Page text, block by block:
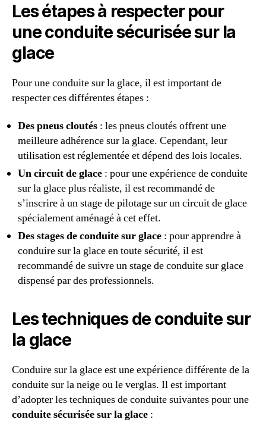
Les étapes à respecter pour
une conduite sécurisée sur la
glace
Pour une conduite sur la glace, il est important de
respecter ces différentes étapes :
Des pneus cloutés : les pneus cloutés offrent une
meilleure adhérence sur la glace. Cependant, leur
utilisation est réglementée et dépend des lois locales.
Un circuit de glace : pour une expérience de conduite
sur la glace plus réaliste, il est recommandé de
s’inscrire à un stage de pilotage sur un circuit de glace
spécialement aménagé à cet effet.
Des stages de conduite sur glace : pour apprendre à
conduire sur la glace en toute sécurité, il est
recommandé de suivre un stage de conduite sur glace
dispensé par des professionnels.
Les techniques de conduite sur
la glace
Conduire sur la glace est une expérience différente de la
conduite sur la neige ou le verglas. Il est important
d’adopter les techniques de conduite suivantes pour une
conduite sécurisée sur la glace :